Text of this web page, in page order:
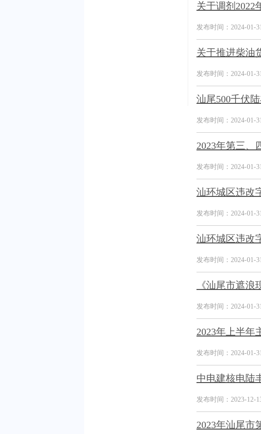
关于调剂2022
发布时间：2024-01-
关于推进柴油
发布时间：2024-01-
汕尾500千伏
发布时间：2024-01-
2023年第三、
发布时间：2024-01-
汕环城区违改
发布时间：2024-01-
汕环城区违改
发布时间：2024-01-
《汕尾市遮
发布时间：2024-01-
2023年上半年
发布时间：2024-01-
中电建核电陆
发布时间：2023-12-
2023年汕尾市